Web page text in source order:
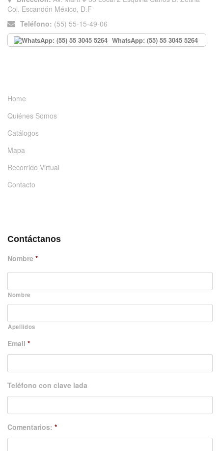
Col. Escandón México, D.F
Teléfono: (55) 55-15-49-06
WhatsApp: (55) 55 3045 5264
Home
Quiénes Somos
Catálogos
Mapa
Recorrido Virtual
Contacto
Contáctanos
Nombre *
Nombre
Apellidos
Email *
Teléfono con clave lada
Comentarios: *